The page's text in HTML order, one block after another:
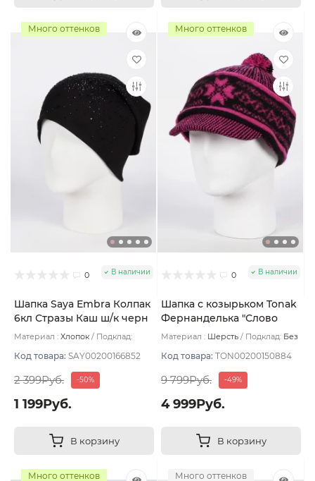
Много оттенков
0 В наличии
Шапка Saya Embra Колпак
6кл Стразы Каш ш/к черн
/темн стразы 95%х/б 5%
Материал : Хлопок
Подклад:
Код товара: SAY00200166852
2 399Руб. -50%
1 199Руб.
В корзину
Много оттенков
0 В наличии
Шапка с козырьком Tonak
Фернанделька "Слово
пацана" цвет фуксия/черн
Материал : Шерсть Подклад: Без
Код товара: TON00200150884
9 799Руб. -49%
4 999Руб.
В корзину
Много оттенков Много оттенков